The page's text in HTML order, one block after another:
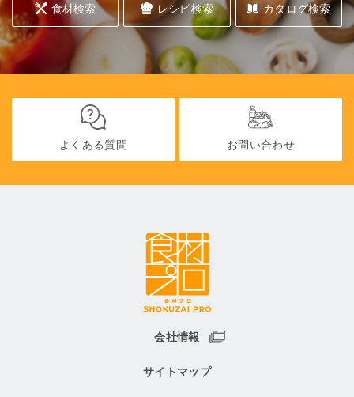
食材検索 レシピ検索 カタログ検索
よくある質問 お問い合わせ
会社情報
サイトマップ